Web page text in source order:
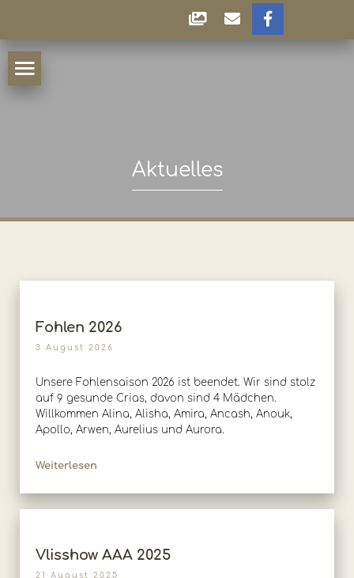
Aktuelles
Fohlen 2026
3 August 2026
Unsere Fohlensaison 2026 ist beendet. Wir sind stolz
auf 9 gesunde Crias, davon sind 4 Mädchen.
Willkommen Alina, Alisha, Amira, Ancash, Anouk,
Apollo, Arwen, Aurelius und Aurora.
Weiterlesen
Vlisshow AAA 2025
21 August 2025